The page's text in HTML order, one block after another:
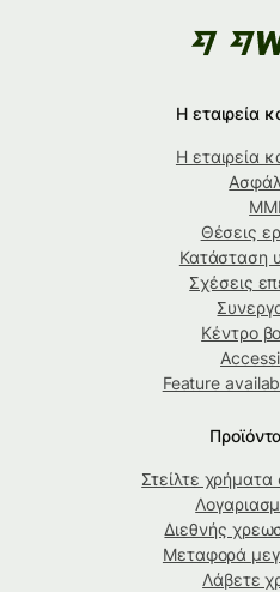
Η εταιρεία
Η εταιρεία
Θέσεις
Κατάσταση
Σχέσεις
Κέντρο
Feature
Στείλτε
Διεθνής
Μεταφορά
Λάβετε